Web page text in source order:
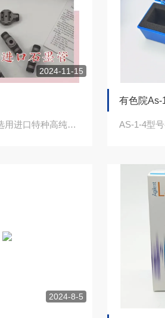
2024-11-15
普析进口石墨管选用进口特种高纯度，高密度，高强度石墨，通过多次净化获取高规格石墨...
有色院As-
2024-8-5